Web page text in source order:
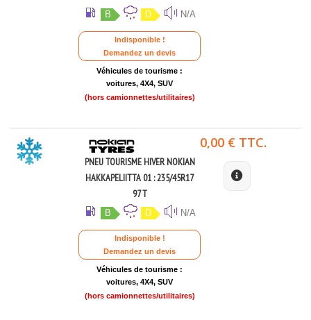
B D N/A
Indisponible !
Demandez un devis
Véhicules de tourisme :
voitures, 4X4, SUV
(hors camionnettes/utilitaires)
PNEU TOURISME HIVER NOKIAN
HAKKAPELIITTA 01 : 235/45R17
97 T
B D N/A
Indisponible !
Demandez un devis
Véhicules de tourisme :
voitures, 4X4, SUV
(hors camionnettes/utilitaires)
0,00 € TTC.